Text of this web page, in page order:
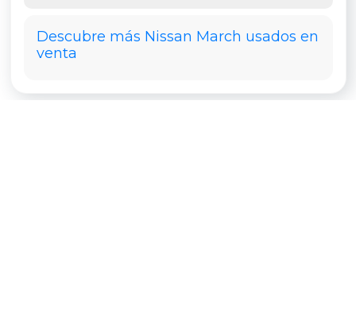
Descubre más Nissan March usados en
venta